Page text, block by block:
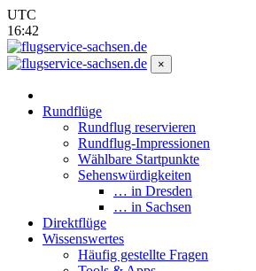
UTC
16:42
×
Rundflüge
Rundflug reservieren
Rundflug-Impressionen
Wählbare Startpunkte
Sehenswürdigkeiten
… in Dresden
… in Sachsen
Direktflüge
Wissenswertes
Häufig gestellte Fragen